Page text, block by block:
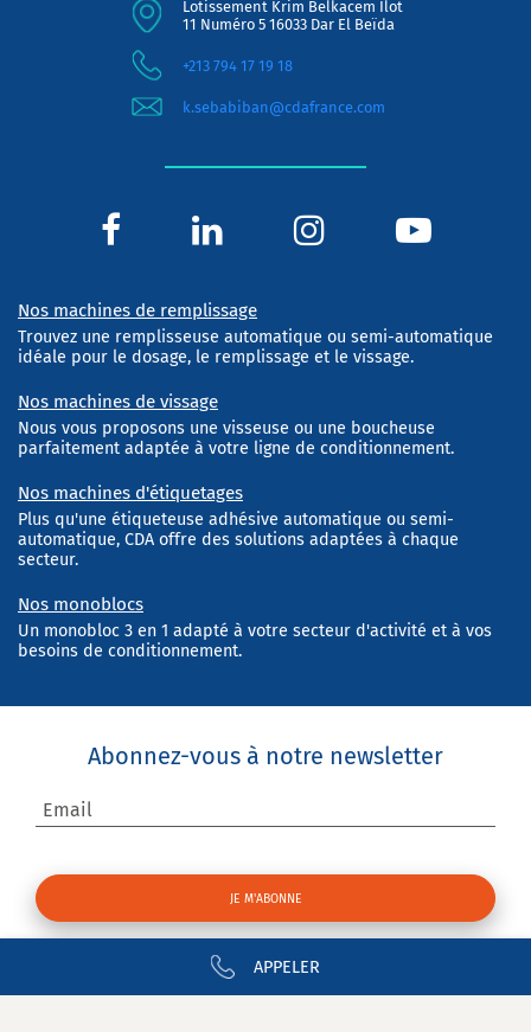
APPELER
Lotissement Krim Belkacem Ilot
11 Numéro 5 16033 Dar El Beïda
+213 794 17 19 18
k.sebabiban@cdafrance.com
Nos machines de remplissage
Trouvez une remplisseuse automatique ou semi-automatique
idéale pour le dosage, le remplissage et le vissage.
Nos machines de vissage
Nous vous proposons une visseuse ou une boucheuse
parfaitement adaptée à votre ligne de conditionnement.
Nos machines d'étiquetages
Plus qu'une étiqueteuse adhésive automatique ou semi-
automatique, CDA offre des solutions adaptées à chaque
secteur.
Nos monoblocs
Un monobloc 3 en 1 adapté à votre secteur d'activité et à vos
besoins de conditionnement.
Abonnez-vous à notre newsletter
Email